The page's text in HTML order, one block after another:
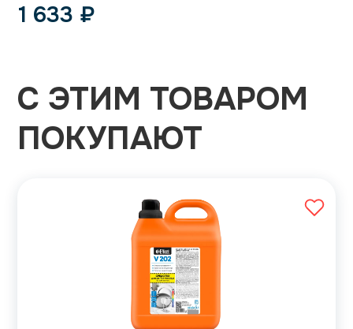
1 633 ₽
С ЭТИМ ТОВАРОМ
ПОКУПАЮТ